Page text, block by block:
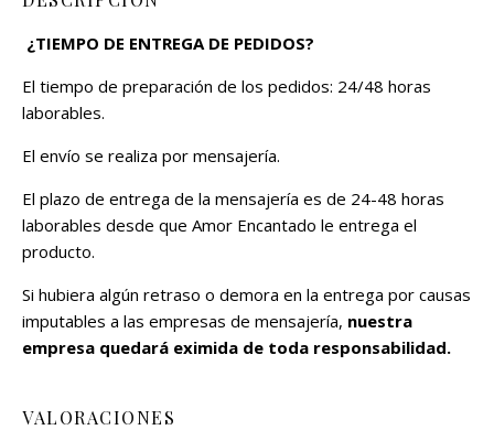
¿TIEMPO DE ENTREGA DE PEDIDOS?
El tiempo de preparación de los pedidos: 24/48 horas
laborables.
El envío se realiza por mensajería.
El plazo de entrega de la mensajería es de 24-48 horas
laborables desde que Amor Encantado le entrega el
producto.
Si hubiera algún retraso o demora en la entrega por causas
imputables a las empresas de mensajería, nuestra
empresa quedará eximida de toda responsabilidad.
VALORACIONES